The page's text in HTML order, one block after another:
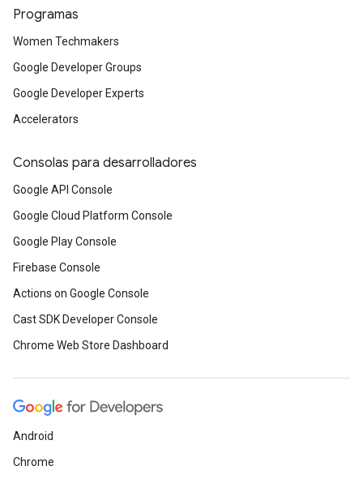
Programas
Women Techmakers
Google Developer Groups
Google Developer Experts
Accelerators
Consolas para desarrolladores
Google API Console
Google Cloud Platform Console
Google Play Console
Firebase Console
Actions on Google Console
Cast SDK Developer Console
Chrome Web Store Dashboard
Android
Chrome